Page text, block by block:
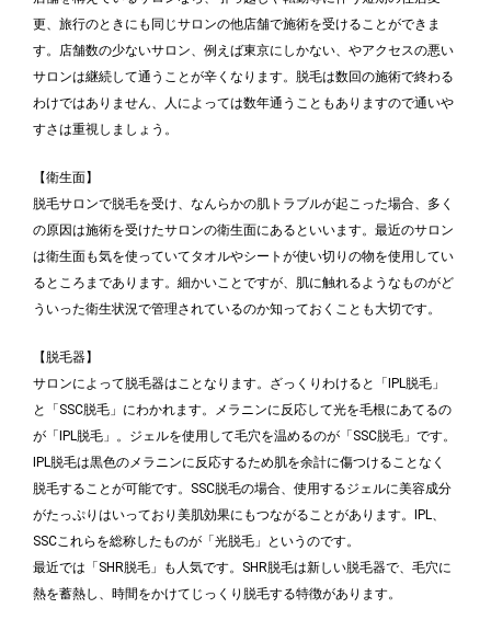
更、旅行のときにも同じサロンの他店舗で施術を受けることができま
す。店舗数の少ないサロン、例えば東京にしかない、やアクセスの悪い
サロンは継続して通うことが辛くなります。脱毛は数回の施術で終わる
わけではありません、人によっては数年通うこともありますので通いや
すさは重視しましょう。
【衛生面】
脱毛サロンで脱毛を受け、なんらかの肌トラブルが起こった場合、多く
の原因は施術を受けたサロンの衛生面にあるといいます。最近のサロン
は衛生面も気を使っていてタオルやシートが使い切りの物を使用してい
るところまであります。細かいことですが、肌に触れるようなものがど
ういった衛生状況で管理されているのか知っておくことも大切です。
【脱毛器】
サロンによって脱毛器はことなります。ざっくりわけると「IPL脱毛」
と「SSC脱毛」にわかれます。メラニンに反応して光を毛根にあてるの
が「IPL脱毛」。ジェルを使用して毛穴を温めるのが「SSC脱毛」です。
IPL脱毛は黒色のメラニンに反応するため肌を余計に傷つけることなく
脱毛することが可能です。SSC脱毛の場合、使用するジェルに美容成分
がたっぷりはいっており美肌効果にもつながることがあります。IPL、
SSCこれらを総称したものが「光脱毛」というのです。
最近では「SHR脱毛」も人気です。SHR脱毛は新しい脱毛器で、毛穴に
熱を蓄熱し、時間をかけてじっくり脱毛する特徴があります。